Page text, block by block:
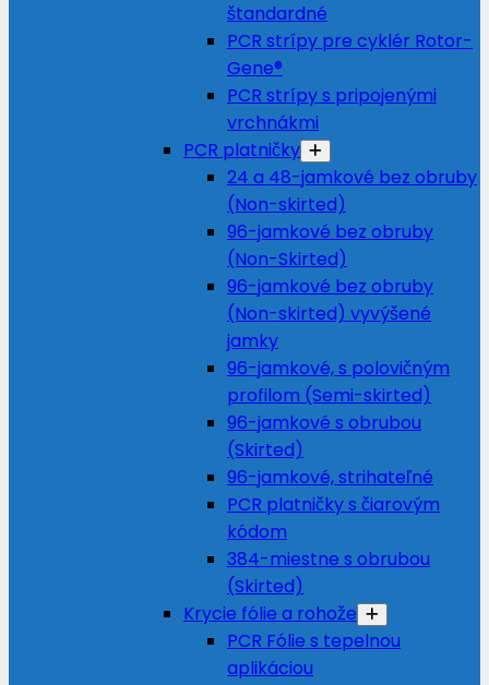
štandardné
PCR strípy pre cyklér Rotor-
Gene®
PCR strípy s pripojenými
vrchnákmi
PCR platničky
24 a 48-jamkové bez obruby
(Non-skirted)
96-jamkové bez obruby
(Non-Skirted)
96-jamkové bez obruby
(Non-skirted) vyvýšené
jamky
96-jamkové, s polovičným
profilom (Semi-skirted)
96-jamkové s obrubou
(Skirted)
96-jamkové, strihateľné
PCR platničky s čiarovým
kódom
384-miestne s obrubou
(Skirted)
Krycie fólie a rohože
PCR Fólie s tepelnou
aplikáciou